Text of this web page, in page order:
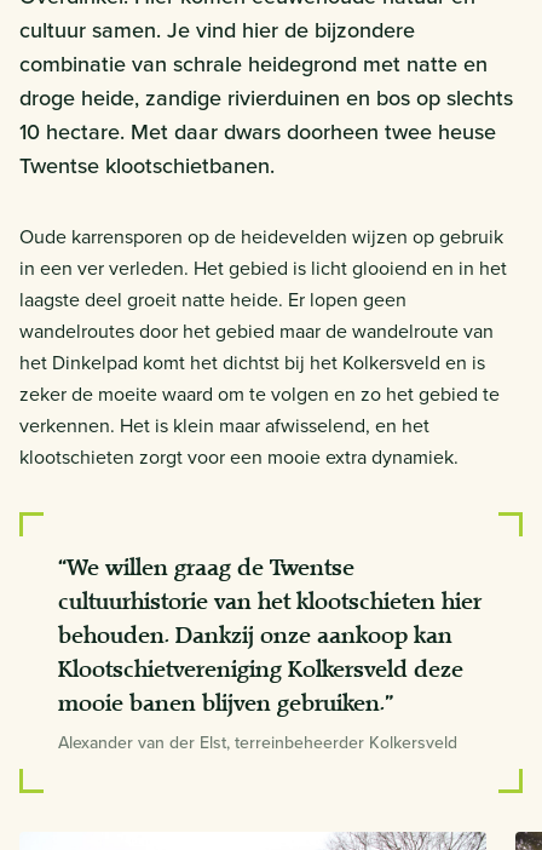
cultuur samen. Je vind hier de bijzondere
combinatie van schrale heidegrond met natte en
droge heide, zandige rivierduinen en bos op slechts
10 hectare. Met daar dwars doorheen twee heuse
Twentse klootschietbanen.
Oude karrensporen op de heidevelden wijzen op gebruik
in een ver verleden. Het gebied is licht glooiend en in het
laagste deel groeit natte heide. Er lopen geen
wandelroutes door het gebied maar de wandelroute van
het Dinkelpad komt het dichtst bij het Kolkersveld en is
zeker de moeite waard om te volgen en zo het gebied te
verkennen. Het is klein maar afwisselend, en het
klootschieten zorgt voor een mooie extra dynamiek.
“We willen graag de Twentse
cultuurhistorie van het klootschieten hier
behouden. Dankzij onze aankoop kan
Klootschietvereniging Kolkersveld deze
mooie banen blijven gebruiken.”
Alexander van der Elst, terreinbeheerder Kolkersveld